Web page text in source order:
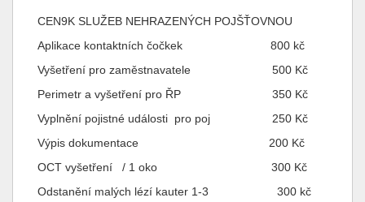
CEN9K SLUŽEB NEHRAZENÝCH POJŠŤOVNOU
Aplikace kontaktních čočkek 800 kč
Vyšetření pro zaměstnavatele 500 Kč
Perimetr a vyšetření pro ŘP 350 Kč
Vyplnění pojistné události pro poj 250 Kč
Výpis dokumentace 200 Kč
OCT vyšetření / 1 oko 300 Kč
Odstanění malých lézí kauter 1-3 300 kč